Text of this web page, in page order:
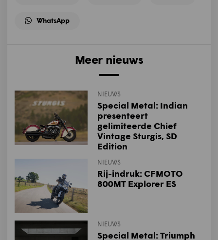
WhatsApp
Meer nieuws
NIEUWS
Special Metal: Indian
presenteert
gelimiteerde Chief
Vintage Sturgis, SD
Edition
NIEUWS
Rij-indruk: CFMOTO
800MT Explorer ES
NIEUWS
Special Metal: Triumph